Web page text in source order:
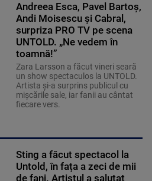
Andreea Esca, Pavel Bartoș,
Andi Moisescu și Cabral,
surpriza PRO TV pe scena
UNTOLD. „Ne vedem în
toamnă!”
Zara Larsson a făcut vineri seară
un show spectaculos la UNTOLD.
Artista și-a surprins publicul cu
mișcările sale, iar fanii au cântat
fiecare vers.
Sting a făcut spectacol la
Untold, în fața a zeci de mii
de fani. Artistul a salutat